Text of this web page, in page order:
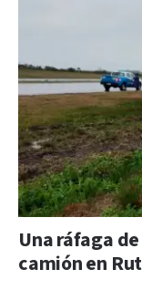
Una ráfaga
camión en